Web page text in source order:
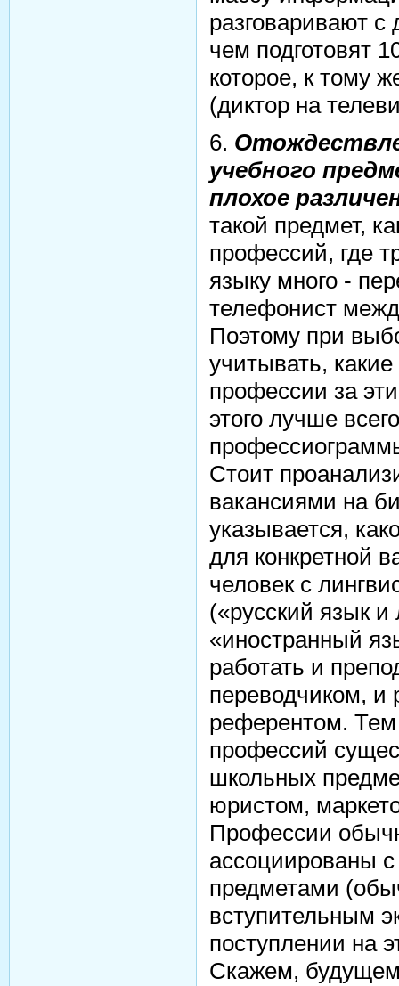
разговаривают
чем подготовят
которое, к тому
(диктор на
6.
учебного
плохое
такой предмет,
профессий, где
языку много -
телефонист
Поэтому при
учитывать,
профессии за
этого лучше
Стоит
вакансиями на
указывается,
для конкретной
человек с
(«русский язык и
«иностранный
работать и
переводчиком, и
референтом.
профессий
школьных
юристом,
Профессии
ассоциированы
предметами
вступительным
поступлении на
Скажем,